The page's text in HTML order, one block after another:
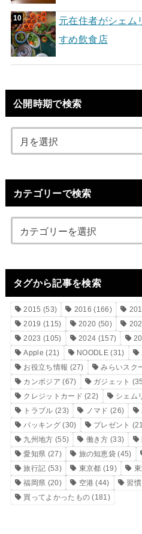
元在住者がシェム
すめ飲食店
公開時期で検索
カテゴリーで検索
タグから記事を検索
2015 (53) 2016 (166)
2019 (115) 2020 (50)
2023 (105) 2024 (157)
Apple (21) NOODLE(31)
お役立ち情報 (27) みらいスク
カンボジア (67) ガジェット
クレジットカード (22) シェム
トラブル (23) ノマド (26)
パッキング(30) プレゼント
九州地方 (55) 働き方 (33)
愛知県 (27) 旅の知恵袋 (45)
旅行記 (53) 東京都 (19)
福岡県 (20) 空港 (44) 習慣
買ってよかったもの (181)